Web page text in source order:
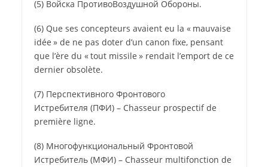
(5) Войска ПротивоВоздушной Обороны.
(6) Que ses concepteurs avaient eu la « mauvaise
idée » de ne pas doter d’un canon fixe, pensant
que l’ère du « tout missile » rendait l’emport de ce
dernier obsolète.
(7) Перспективного Фронтового
Истребителя (ПФИ)– Chasseur prospectif de
première ligne.
(8) Многофункциональный Фронтовой
Истребитель (МФИ)– Chasseur multifonction de